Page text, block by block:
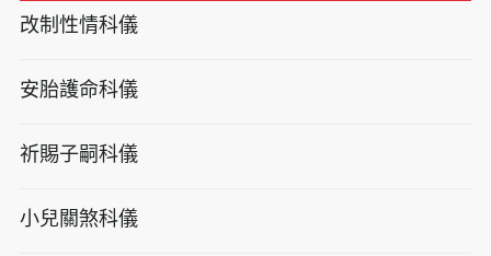
改制性情科儀
安胎護命科儀
祈賜子嗣科儀
小兒關煞科儀